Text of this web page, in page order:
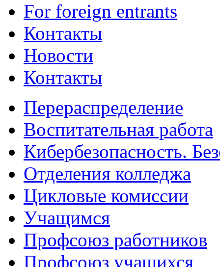
For foreign entrants
Контакты
Новости
Контакты
Перераспределение
Воспитательная работа
Кибербезопасность.
Отделения колледжа
Цикловые комиссии
Учащимся
Профсоюз работников
Профсоюз учащихся